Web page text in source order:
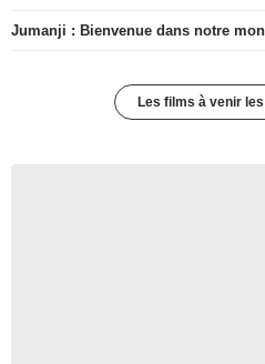
Jumanji : Bienvenue dans notre
Les films à venir